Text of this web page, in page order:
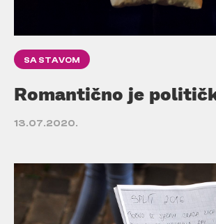
SA STAVOM
Romantično je
13.07.2020.